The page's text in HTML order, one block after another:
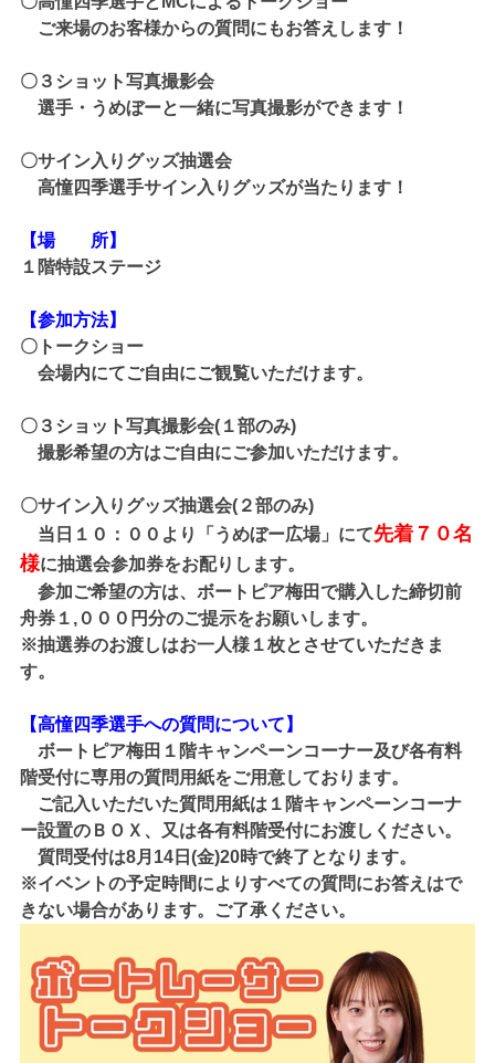
ご来場のお客様からの質問にもお答えします！
〇３ショット写真撮影会
選手・うめぼーと一緒に写真撮影ができます！
〇サイン入りグッズ抽選会
高憧四季選手サイン入りグッズが当たります！
【場 所】
１階特設ステージ
【参加方法】
〇トークショー
会場内にてご自由にご観覧いただけます。
〇３ショット写真撮影会(１部のみ)
撮影希望の方はご自由にご参加いただけます。
〇サイン入りグッズ抽選会(２部のみ)
当日１０：００より「うめぼー広場」にて先着７０名
様に抽選会参加券をお配りします。
参加ご希望の方は、ボートピア梅田で購入した締切前
舟券１,０００円分のご提示をお願いします。
※抽選券のお渡しはお一人様１枚とさせていただきま
す。
【高憧四季選手への質問について】
ボートピア梅田１階キャンペーンコーナー及び各有料
階受付に専用の質問用紙をご用意しております。
ご記入いただいた質問用紙は１階キャンペーンコーナ
ー設置のＢＯＸ、又は各有料階受付にお渡しください。
質問受付は8月14日(金)20時で終了となります。
※イベントの予定時間によりすべての質問にお答えはで
きない場合があります。ご了承ください。